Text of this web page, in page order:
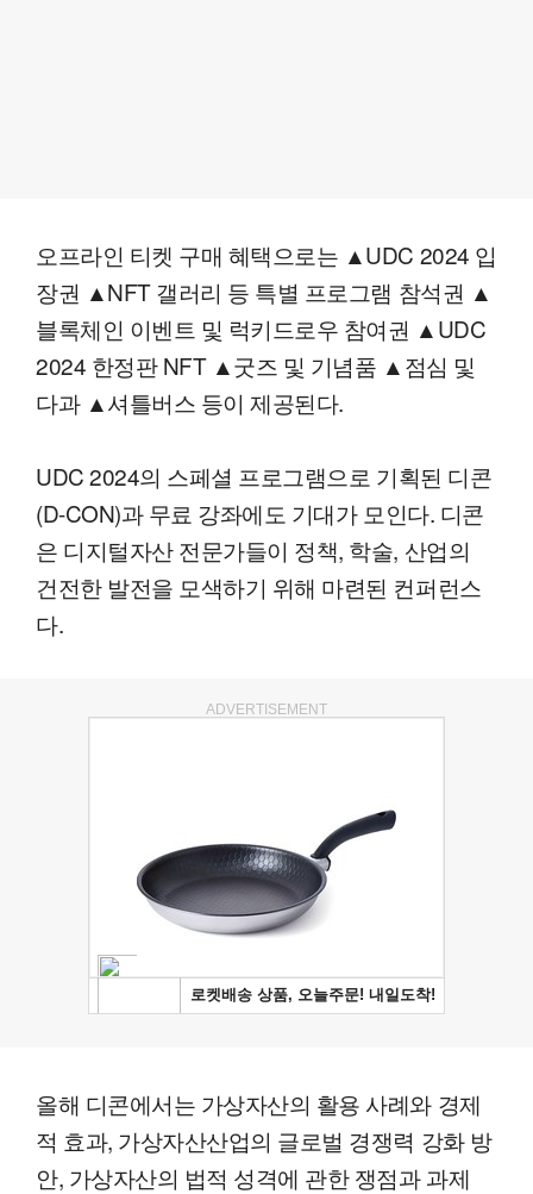
오프라인 티켓 구매 혜택으로는 ▲UDC 2024 입
장권 ▲NFT 갤러리 등 특별 프로그램 참석권 ▲
블록체인 이벤트 및 럭키드로우 참여권 ▲UDC
2024 한정판 NFT ▲굿즈 및 기념품 ▲점심 및
다과 ▲셔틀버스 등이 제공된다.
UDC 2024의 스페셜 프로그램으로 기획된 디콘
(D-CON)과 무료 강좌에도 기대가 모인다. 디콘
은 디지털자산 전문가들이 정책, 학술, 산업의
건전한 발전을 모색하기 위해 마련된 컨퍼런스
다.
ADVERTISEMENT
올해 디콘에서는 가상자산의 활용 사례와 경제
적 효과, 가상자산산업의 글로벌 경쟁력 강화 방
안, 가상자산의 법적 성격에 관한 쟁점과 과제